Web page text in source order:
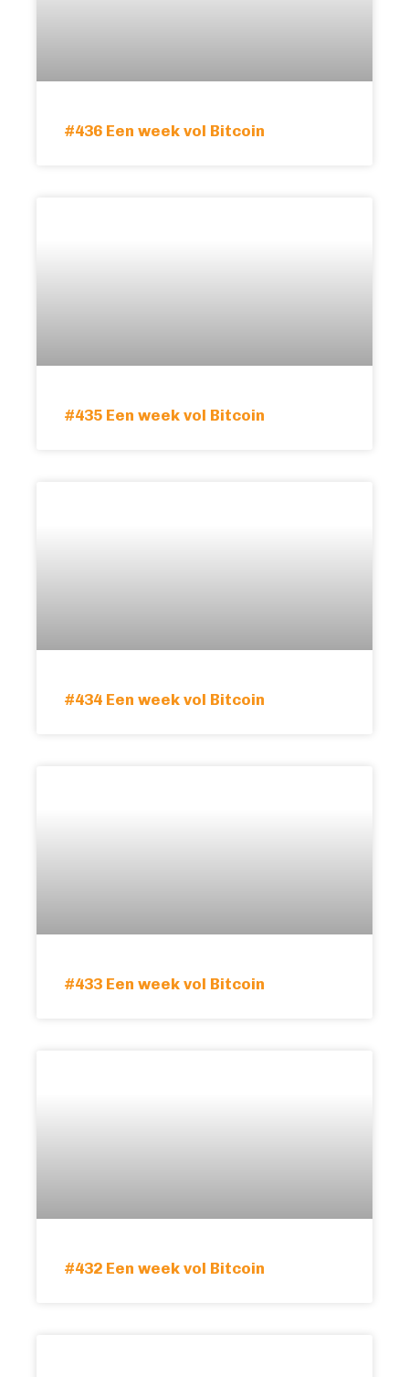
#436 Een week vol Bitcoin
#435 Een week vol Bitcoin
#434 Een week vol Bitcoin
#433 Een week vol Bitcoin
#432 Een week vol Bitcoin